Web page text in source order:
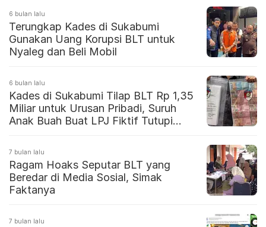
6 bulan lalu
Terungkap Kades di Sukabumi
Gunakan Uang Korupsi BLT untuk
Nyaleg dan Beli Mobil
6 bulan lalu
Kades di Sukabumi Tilap BLT Rp 1,35
Miliar untuk Urusan Pribadi, Suruh
Anak Buah Buat LPJ Fiktif Tutupi
7 bulan lalu
Ragam Hoaks Seputar BLT yang
Beredar di Media Sosial, Simak
Faktanya
7 bulan lalu